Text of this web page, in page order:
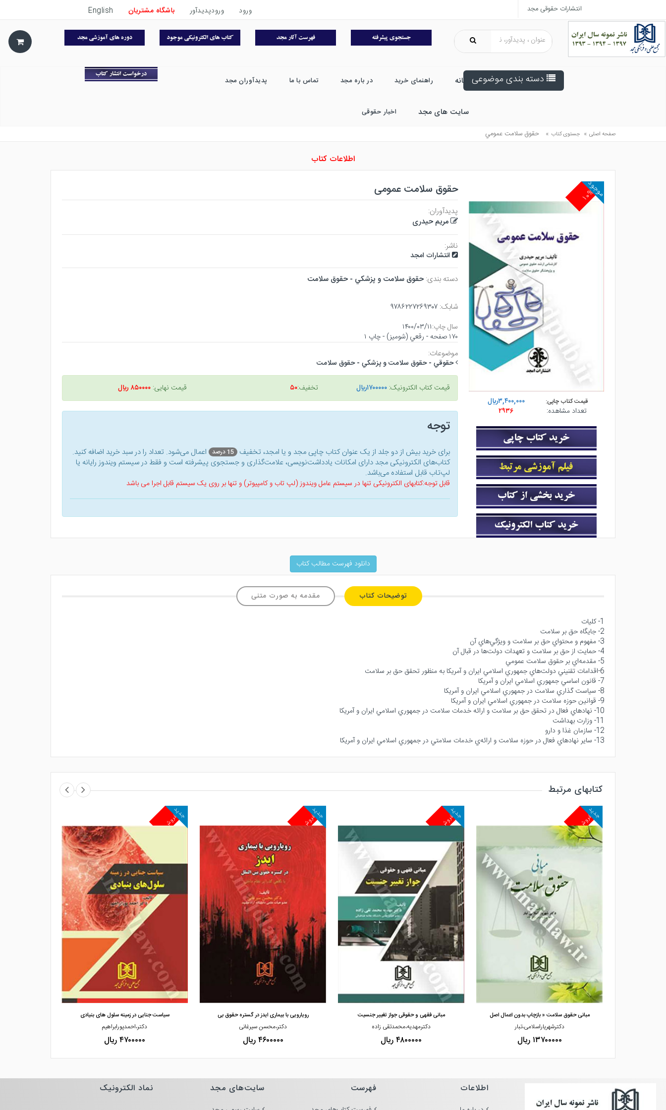
انتشارات حقوقی مجد ورود ورودپدیدآور باشگاه مشتریان English
دسته بندی موضوعی خانه راهنمای خرید در باره مجد تماس با ما پدیدآوران مجد
سایت های مجد اخبار حقوقی
صفحه اصلی » جستوی کتاب » حقوق سلامت عمومي
اطلاعات کتاب
۱۰%
موجود
قیمت کتاب چاپی:
۳,۴۰۰,۰۰۰ريال
تعداد مشاهده:
۲۹۳۶
حقوق سلامت عمومی
پدیدآوران:
مریم حیدری
ناشر:
انتشارات امجد
دسته بندی:حقوق سلامت و پزشكي - حقوق سلامت
شابک:۹۷۸۶۲۲۷۲۶۹۳۰۷
سال چاپ:۱۴۰۰/۰۳/۱۱
۱۷۰ صفحه - رقعي (شوميز) - چاپ ۱
موضوعات:
حقوقي - حقوق سلامت و پزشكي - حقوق سلامت
قیمت کتاب الکترونیک:۱۷۰۰۰۰۰ريال تخفیف:۵۰ قیمت نهایی:۸۵۰۰۰۰ ريال
توجه
برای خرید بیش از دو جلد از یک عنوان کتاب‌ چاپی مجد و یا امجد، تخفیف 15 درصد
اعمال می‌شود. تعداد را در سبد خرید اضافه کنید.
کتاب‌های الکترونیکی مجد دارای امکانات یادداشت‌نویسی، علامت‌گذاری و جستجوی پیشرفته است و فقط در سیستم ویندوز رایانه یا
لپ‌تاب قابل استفاده می‌باشد.
قابل توجه:کتابهای الکترونیکی تنها در سیستم عامل ویندوز (لپ تاب و کامپیوتر) و تنها بر روی یک سیستم قابل اجرا می باشد
دانلود فهرست مطالب کتاب
توضیحات کتاب مقدمه به صورت متنی
1- كليات
2- جايگاه حق بر سلامت
3- مفهوم و محتواي حق بر سلامت و ويژگي‌هاي آن
4- حمايت از حق بر سلامت و تعهدات دولت‌ها در قبال آن
5- مقدمه‌اي بر حقوق سلامت عمومي
6-اقدامات تقنيني دولت‌هاي جمهوري اسلامي ايران و آمريكا به منظور تحقق حق بر سلامت
7- قانون اساسي جمهوري اسلامي ايران و آمريكا
8- سياست گذاري سلامت در جمهوري اسلامي ايران و آمريكا
9- قوانين حوزه سلامت در جمهوري اسلامي ايران و آمريكا
10- نهادهاي فعال در تحقق حق بر سلامت و ارائه خدمات سلامت در جمهوري اسلامي ايران و آمريكا
11- وزارت بهداشت
12- سازمان غذا و دارو
13- ساير نهادهاي فعال در حوزه سلامت و ارائه‌ي خدمات سلامتي در جمهوري اسلامي ايران و آمريكا
کتابهای مرتبط
مشاهده و خرید
پرفروش
جدید
مشاهده و خرید
مبانی حقوق سلامت « بازچاپ بدون اعمال اصل
دکترشهریاراسلامی،تبار
۱۳۷۰۰۰۰۰ ریال
پرفروش
جدید
مبانی فقهی و حقوقی جواز تغییر جنسیت
دکترمهدیه،محمدتقی زاده
۴۸۰۰۰۰۰ ریال
پرفروش
جدید
مشاهده و خرید
رویارویی با بیماری ایدز در گستره حقوق بی
دکتر،محسن سیرغانی
۴۶۰۰۰۰۰ ریال
پرفروش
جدید
سیاست جنایی در زمینه سلول های بنیادی
دکتر،احمدپورابراهیم
۴۷۰۰۰۰۰ ریال
اطلاعات فهرست سایت‌های مجد نماد الکترونیک